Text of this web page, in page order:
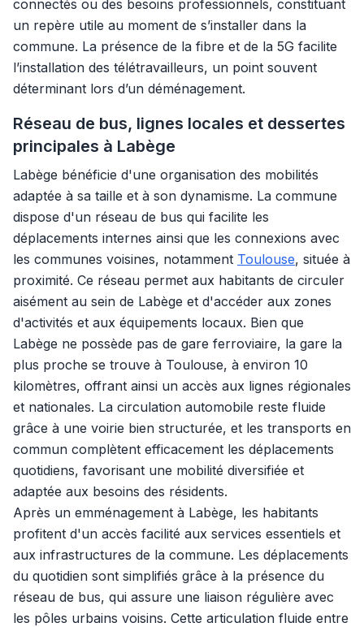
connectés ou des besoins professionnels, constituant
un repère utile au moment de s’installer dans la
commune. La présence de la fibre et de la 5G facilite
l’installation des télétravailleurs, un point souvent
déterminant lors d’un déménagement.
Réseau de bus, lignes locales et dessertes
principales à Labège
Labège bénéficie d'une organisation des mobilités
adaptée à sa taille et à son dynamisme. La commune
dispose d'un réseau de bus qui facilite les
déplacements internes ainsi que les connexions avec
les communes voisines, notamment Toulouse, située à
proximité. Ce réseau permet aux habitants de circuler
aisément au sein de Labège et d'accéder aux zones
d'activités et aux équipements locaux. Bien que
Labège ne possède pas de gare ferroviaire, la gare la
plus proche se trouve à Toulouse, à environ 10
kilomètres, offrant ainsi un accès aux lignes régionales
et nationales. La circulation automobile reste fluide
grâce à une voirie bien structurée, et les transports en
commun complètent efficacement les déplacements
quotidiens, favorisant une mobilité diversifiée et
adaptée aux besoins des résidents.
Après un emménagement à Labège, les habitants
profitent d'un accès facilité aux services essentiels et
aux infrastructures de la commune. Les déplacements
du quotidien sont simplifiés grâce à la présence du
réseau de bus, qui assure une liaison régulière avec
les pôles urbains voisins. Cette articulation fluide entre